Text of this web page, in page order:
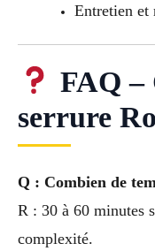
Entretien et
FAQ –
serrure
Q : Combien de
R : 30 à 60 minutes
complexité.